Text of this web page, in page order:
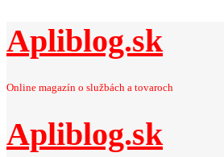
Apliblog.sk
Online magazín o službách a tovaroch
Apliblog.sk